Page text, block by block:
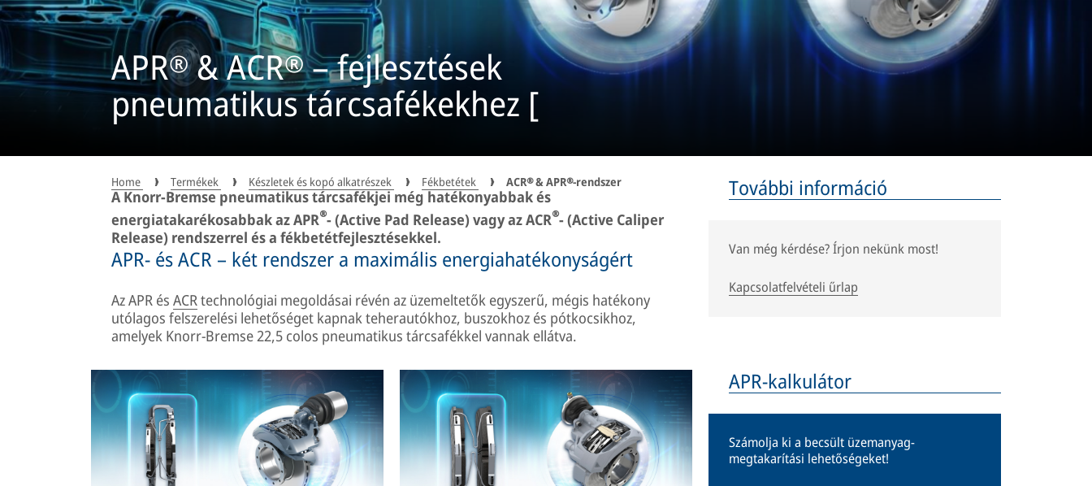
APR® & ACR® – fejlesztések
pneumatikus tárcsafékekhez [
Home Termékek Készletek és kopó alkatrészek Fékbetétek ACR® & APR®-rendszer
A Knorr-Bremse pneumatikus tárcsafékjei még hatékonyabbak és
energiatakarékosabbak az APR®- (Active Pad Release) vagy az ACR®- (Active Caliper
Release) rendszerrel és a fékbetétfejlesztésekkel.
APR- és ACR – két rendszer a maximális energiahatékonyságért
Az APR és ACR technológiai megoldásai révén az üzemeltetők egyszerű, mégis hatékony
utólagos felszerelési lehetőséget kapnak teherautókhoz, buszokhoz és pótkocsikhoz,
amelyek Knorr-Bremse 22,5 colos pneumatikus tárcsafékkel vannak ellátva.
További információ
Van még kérdése? Írjon nekünk most!
Kapcsolatfelvételi űrlap
APR-kalkulátor
Számolja ki a becsült üzemanyag-
megtakarítási lehetőségeket!